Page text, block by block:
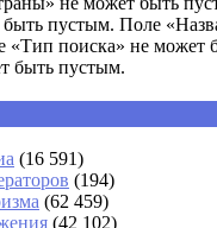
пустым. Поле
«Тип поиска» не может
быть пустым.
(16 591)
(194)
(62 459)
(42 102)